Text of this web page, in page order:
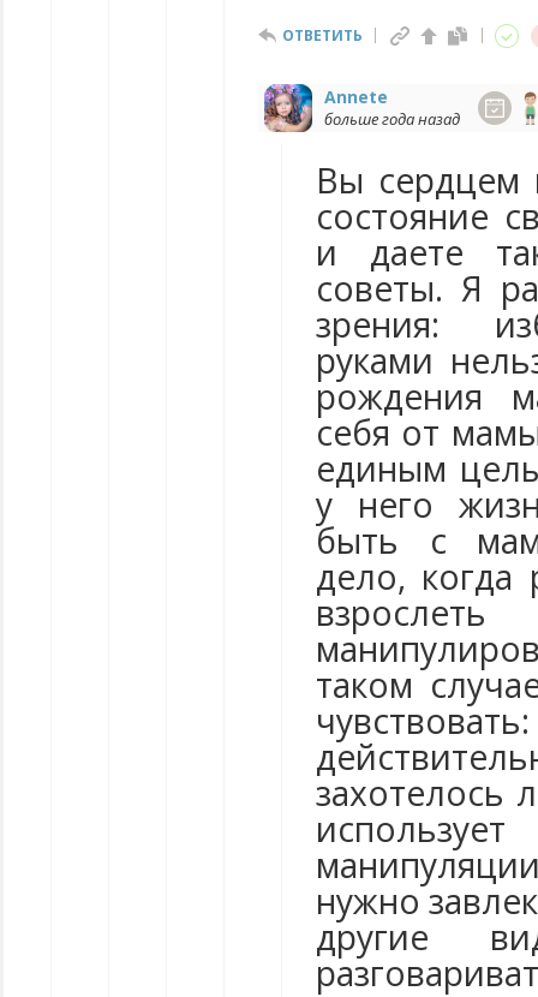
ОТВЕТИТЬ
Annete
больше года назад
Вы сердцем
состояние
и даете
советы. Я
зрения:
руками
рождения
себя от
единым
у него
быть с
дело, когда
таком
захотелось
нужно
другие